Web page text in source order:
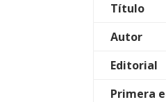
Título
Autor
Editorial
Primera